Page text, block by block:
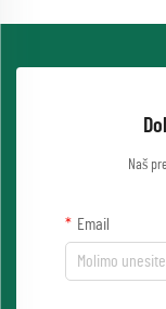
Naš
Email